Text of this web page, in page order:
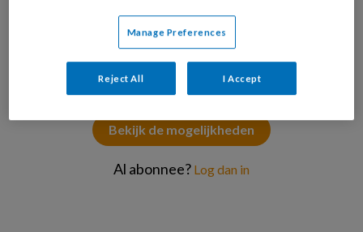
PREMIUM
Bekijk de mogelijkheden
Al abonnee? Log dan in
Manage Preferences
Reject All I Accept